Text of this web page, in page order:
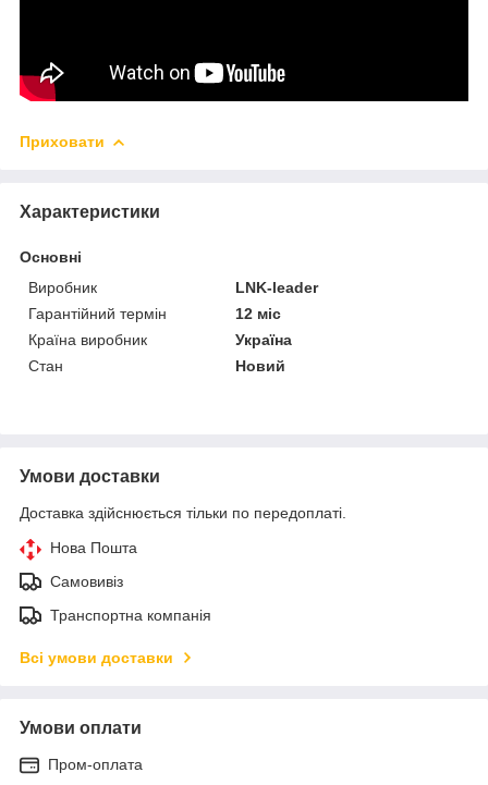
Приховати
Характеристики
Основні
Виробник
LNK-leader
Гарантійний термін
12 міс
Країна виробник
Україна
Стан
Новий
Умови доставки
Доставка здійснюється тільки по передоплаті.
Нова Пошта
Самовивіз
Транспортна компанія
Всі умови доставки
Умови оплати
Пром-оплата